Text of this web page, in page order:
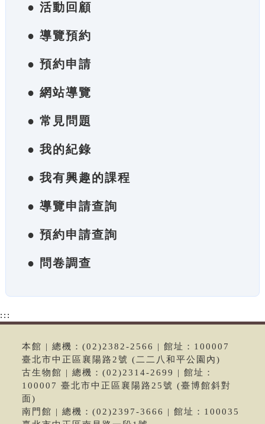
● 活動回顧
● 導覽預約
● 預約申請
● 網站導覽
● 常見問題
● 我的紀錄
● 我有興趣的課程
● 導覽申請查詢
● 預約申請查詢
● 問卷調查
:::
本館 | 總機：(02)2382-2566 | 館址：100007
臺北市中正區襄陽路2號 (二二八和平公園內)
古生物館 | 總機：(02)2314-2699 | 館址：
100007 臺北市中正區襄陽路25號 (臺博館斜對
面)
南門館 | 總機：(02)2397-3666 | 館址：100035